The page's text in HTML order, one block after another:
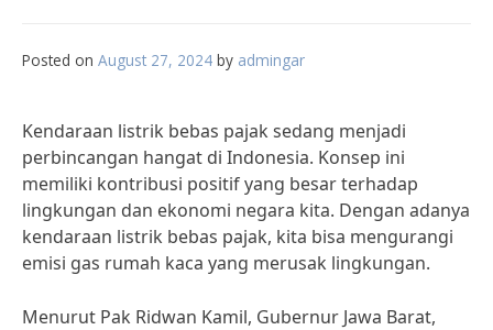
Posted on August 27, 2024 by admingar
Kendaraan listrik bebas pajak sedang menjadi
perbincangan hangat di Indonesia. Konsep ini
memiliki kontribusi positif yang besar terhadap
lingkungan dan ekonomi negara kita. Dengan adanya
kendaraan listrik bebas pajak, kita bisa mengurangi
emisi gas rumah kaca yang merusak lingkungan.
Menurut Pak Ridwan Kamil, Gubernur Jawa Barat,